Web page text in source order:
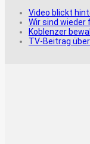
Video blickt
Wir sind wieder
Koblenzer
TV-Beitrag